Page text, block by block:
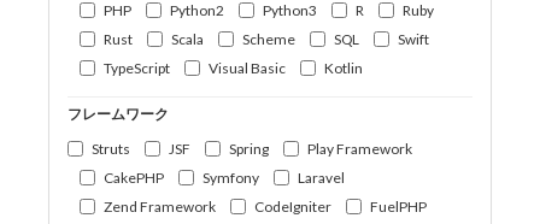
PHP
Python2 Python3 R
Ruby
Rust
Scala Scheme SQL
Swift
TypeScript
Visual Basic Kotlin
フレームワーク
Struts
JSF Spring
Play Framework
CakePHP
Symfony
Laravel
Zend Framework
CodeIgniter
FuelPHP